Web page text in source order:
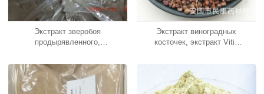
Экстракт зверобоя
продырявленного,
продырявленного
Экстракт виноградных
косточек, экстракт Vitis